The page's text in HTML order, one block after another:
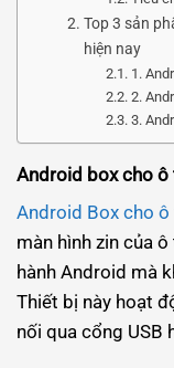
Top 3 sản
hiện nay
1.
2.
3.
Android box cho ô
Android Box cho ô
màn hình zin của
hành Android mà
Thiết bị này hoạt
nối qua cổng USB